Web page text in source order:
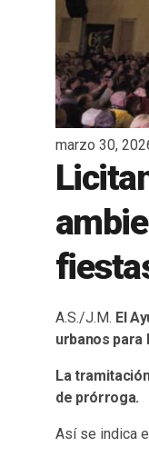
marzo 30,
A.S./J.M. El
urbanos para
La
de prórroga.
Así se indica